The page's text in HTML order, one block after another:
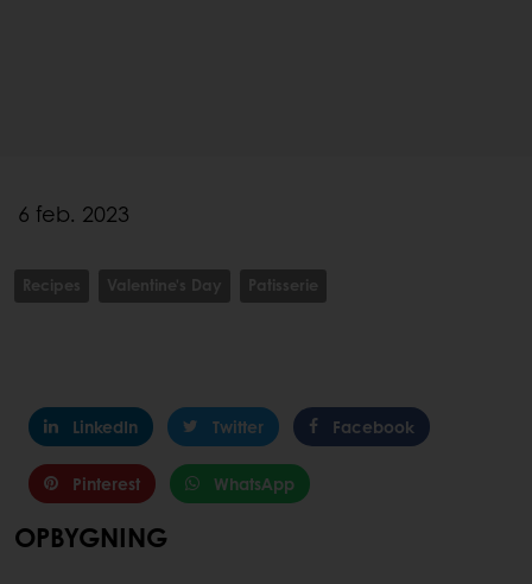
6 feb. 2023
Recipes Valentine's Day Patisserie
LinkedIn Twitter Facebook
Pinterest WhatsApp
OPBYGNING